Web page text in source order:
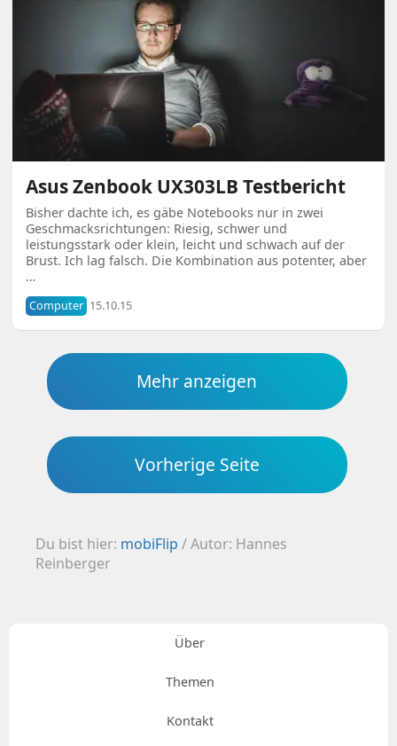
Asus Zenbook UX303LB Testbericht
Bisher dachte ich, es gäbe Notebooks nur in zwei
Geschmacksrichtungen: Riesig, schwer und
leistungsstark oder klein, leicht und schwach auf der
Brust. Ich lag falsch. Die Kombination aus potenter, aber
…
Computer 15.10.15
Mehr anzeigen
Vorherige Seite
Du bist hier: mobiFlip /Autor: Hannes
Reinberger
Über
Themen
Kontakt